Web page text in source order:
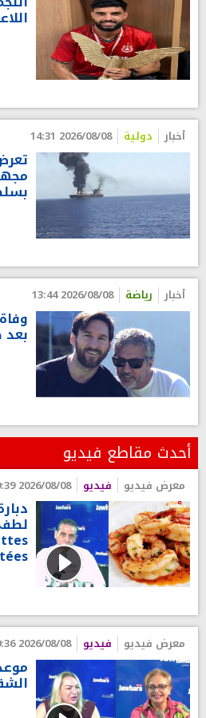
أخبار دولية 2026/08/08 14:31
أخبار رياضة 2026/08/08 13:44
أحدث مقاطع فيديو
معرض فيديو فيديو 2026/08/08 10:39
معرض فيديو فيديو 2026/08/08 10:36